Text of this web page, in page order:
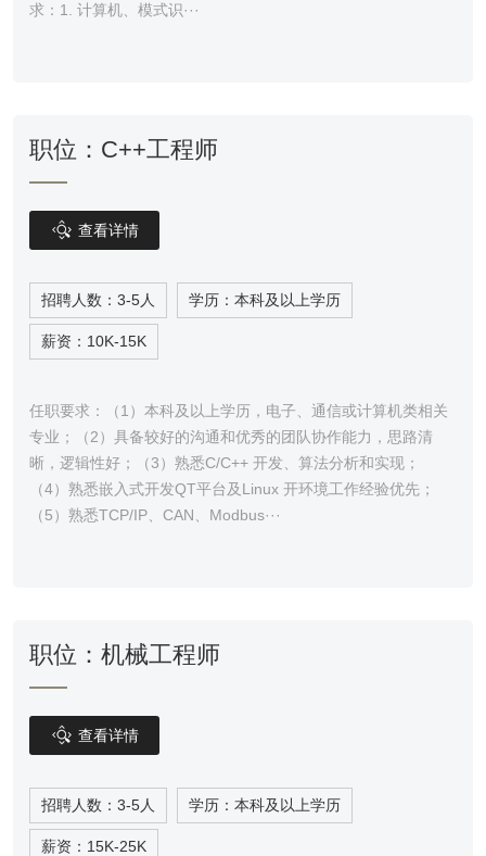
求：1. 计算机、模式识···
职位：C++工程师
 查看详情
招聘人数：3-5人 学历：本科及以上学历
薪资：10K-15K
任职要求：（1）本科及以上学历，电子、通信或计算机类相关
专业；（2）具备较好的沟通和优秀的团队协作能力，思路清
晰，逻辑性好；（3）熟悉C/C++ 开发、算法分析和实现；
（4）熟悉嵌入式开发QT平台及Linux 开环境工作经验优先；
（5）熟悉TCP/IP、CAN、Modbus···
职位：​机械工程师
 查看详情
招聘人数：3-5人 学历：本科及以上学历
薪资：15K-25K